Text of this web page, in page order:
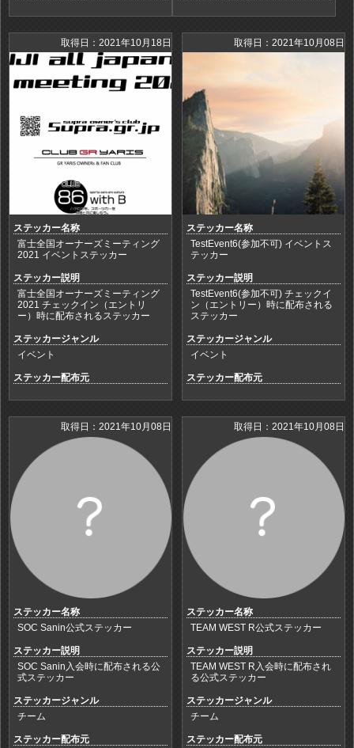
取得日：2021年10月18日
ステッカー名称
富士全国オーナーズミーティング
2021 イベントステッカー
ステッカー説明
富士全国オーナーズミーティング
2021 チェックイン（エントリ
ー）時に配布されるステッカー
ステッカージャンル
イベント
ステッカー配布元
取得日：2021年10月08日
ステッカー名称
TestEvent6(参加不可) イベントス
テッカー
ステッカー説明
TestEvent6(参加不可) チェックイ
ン（エントリー）時に配布される
ステッカー
ステッカージャンル
イベント
ステッカー配布元
取得日：2021年10月08日
ステッカー名称
SOC Sanin公式ステッカー
ステッカー説明
SOC Sanin入会時に配布される公
式ステッカー
ステッカージャンル
チーム
ステッカー配布元
取得日：2021年10月08日
ステッカー名称
TEAM WEST R公式ステッカー
ステッカー説明
TEAM WEST R入会時に配布され
る公式ステッカー
ステッカージャンル
チーム
ステッカー配布元